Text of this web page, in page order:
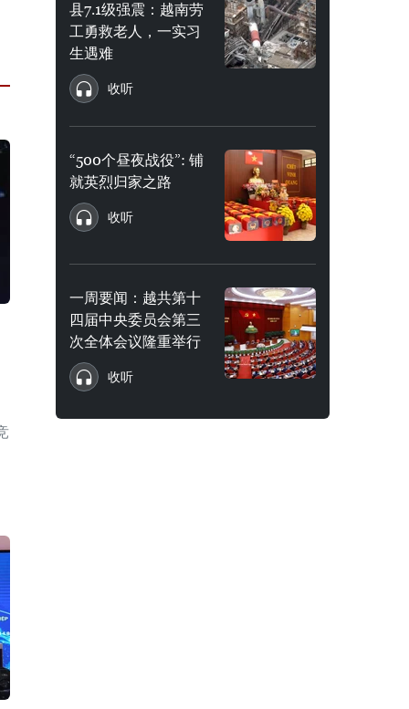
县7.1级强震：越南劳
工勇救老人，一实习
生遇难
收听
“500个昼夜战役”: 铺
就英烈归家之路
收听
一周要闻：越共第十
四届中央委员会第三
次全体会议隆重举行
收听